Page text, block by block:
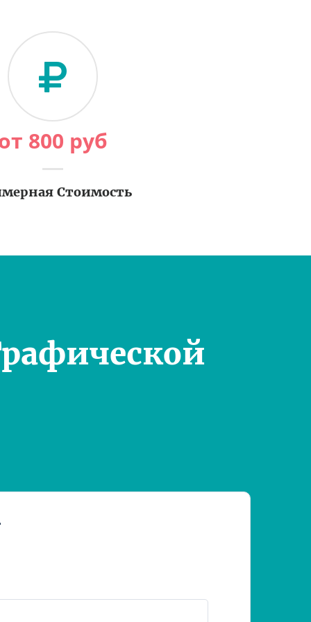
800 руб
Стоимость